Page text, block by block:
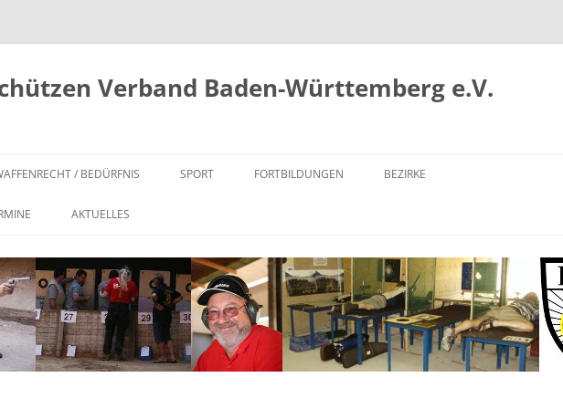
Verband Baden-Württemberg e.V.
PLZ
/ BEDÜRFNIS
BEDÜRFNISNACHWEIS FÜR
FORTBESTAND BEDÜRFNIS
INNERHALB KONTINGENT (§ 14
ABS. 4 WAFFG)
FORTBESTAND BEDÜRFNIS „ÜBER
KONTINGENT“ – § 14 ABS. 5
SPORT
FAKTORBESTIMMUNG
ANERKENNUNG VON
VEREINSMEISTERSCHAFTEN ALS
OFFIZIELLER BDS WETTKAMPF
FORTBILDUNGEN
SCHIESSLEITER
WAFFENSACHKUNDE
EXTERNE SCHULUNGEN
(WAFFENSACHKUNDE)
BEZIRKE
SÜDBADEN
WÜRTTEMBERG
AKTUELLES